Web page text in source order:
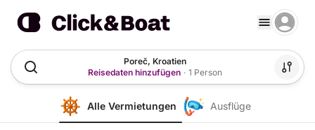
Poreč, Kroatien
Reisedaten hinzufügen · 1 Person
Alle Vermietungen Ausflüge